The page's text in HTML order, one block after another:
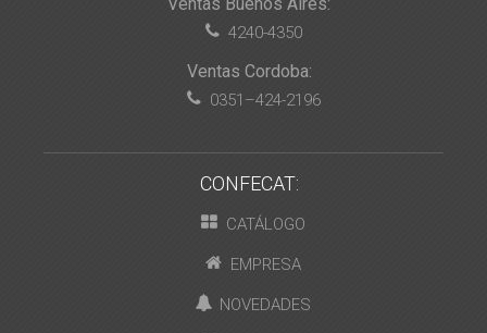
4240-4350
Ventas Cordoba:
0351–424-2196
CONFECAT:
CATÁLOGO
EMPRESA
NOVEDADES